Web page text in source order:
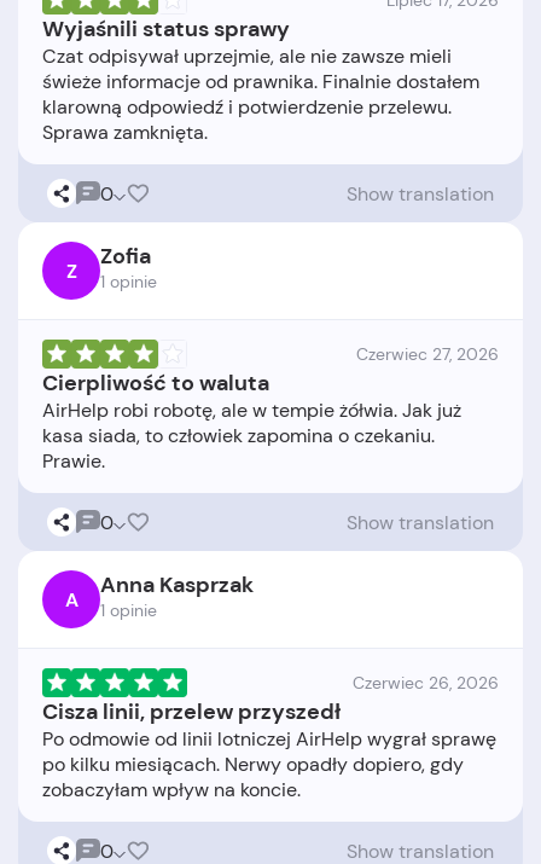
Wyjaśnili status sprawy
Czat odpisywał uprzejmie, ale nie zawsze mieli
świeże informacje od prawnika. Finalnie dostałem
klarowną odpowiedź i potwierdzenie przelewu.
0 Show translation
Z Zofia
1 opinie
Czerwiec 27, 2026
Cierpliwość to waluta
AirHelp robi robotę, ale w tempie żółwia. Jak już
kasa siada, to człowiek zapomina o czekaniu.
0 Show translation
A Anna Kasprzak
1 opinie
Czerwiec 26, 2026
Cisza linii, przelew przyszedł
Po odmowie od linii lotniczej AirHelp wygrał sprawę
po kilku miesiącach. Nerwy opadły dopiero, gdy
0 Show translation